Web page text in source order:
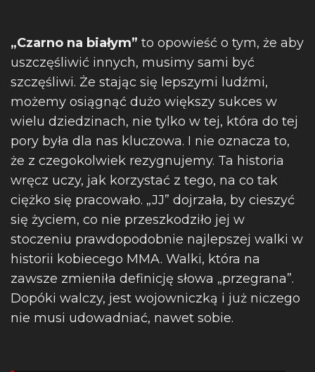
„Czarno na białym” to opowieść o tym, że aby
uszczęśliwić innych, musimy sami być
szczęśliwi. Że stając się lepszymi ludźmi,
możemy osiągnąć dużo większy sukces w
wielu dziedzinach, nie tylko w tej, która do tej
pory była dla nas kluczowa. I nie oznacza to,
że z czegokolwiek rezygnujemy. Ta historia
wręcz uczy, jak korzystać z tego, na co tak
ciężko się pracowało. „JJ” dojrzała, by cieszyć
się życiem, co nie przeszkodziło jej w
stoczeniu prawdopodobnie najlepszej walki w
historii kobiecego MMA. Walki, która na
zawsze zmieniła definicję słowa „przegrana”.
Dopóki walczy, jest wojowniczką i już niczego
nie musi udowadniać, nawet sobie.